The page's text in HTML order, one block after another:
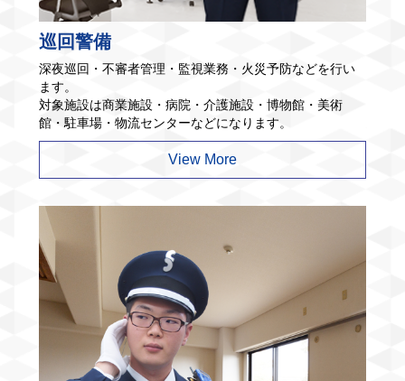
巡回警備
深夜巡回・不審者管理・監視業務・火災予防などを行い
ます。
対象施設は商業施設・病院・介護施設・博物館・美術
館・駐車場・物流センターなどになります。
View More